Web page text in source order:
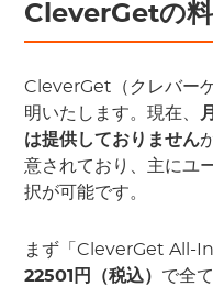
CleverGetの
CleverGet（クレバー
明いたします。現在、
は提供しておりません
意されており、主にユ
択が可能です。
まず「CleverGet All-
22501円（税込） で全